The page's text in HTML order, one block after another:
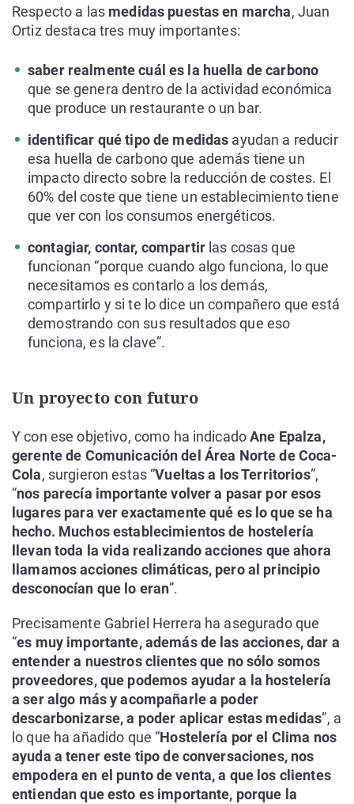
Respecto a las medidas puestas en marcha, Juan
Ortiz destaca tres muy importantes:
saber realmente cuál es la huella de carbono
que se genera dentro de la actividad económica
que produce un restaurante o un bar.
identificar qué tipo de medidas ayudan a reducir
esa huella de carbono que además tiene un
impacto directo sobre la reducción de costes. El
60% del coste que tiene un establecimiento tiene
que ver con los consumos energéticos.
contagiar, contar, compartirlas cosas que
funcionan “porque cuando algo funciona, lo que
necesitamos es contarlo a los demás,
compartirlo y si te lo dice un compañero que está
demostrando con sus resultados que eso
funciona, es la clave”.
Un proyecto con futuro
Y con ese objetivo, como ha indicadoAne Epalza,
gerente de Comunicación del Área Norte de Coca-
Cola, surgieron estas “Vueltas a los Territorios”,
“nos parecía importante volver a pasar por esos
lugares para ver exactamente qué es lo que se ha
hecho. Muchos establecimientos de hostelería
llevan toda la vida realizando acciones que ahora
llamamos acciones climáticas, pero al principio
desconocían que lo eran”.
Precisamente Gabriel Herrera ha asegurado que
“es muy importante, además de las acciones, dar a
entender a nuestros clientes que no sólo somos
proveedores, que podemos ayudar a la hostelería
a ser algo más y acompañarle a poder
descarbonizarse, a poder aplicar estas medidas”, a
lo que ha añadido que “Hostelería por el Clima nos
ayuda a tener este tipo de conversaciones, nos
empodera en el punto de venta, a que los clientes
entiendan que esto es importante, porque la